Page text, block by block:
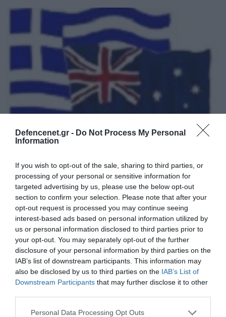
Defencenet.gr - Do Not Process My Personal
Information
If you wish to opt-out of the sale, sharing to third parties, or
processing of your personal or sensitive information for
targeted advertising by us, please use the below opt-out
section to confirm your selection. Please note that after your
opt-out request is processed you may continue seeing
interest-based ads based on personal information utilized by
us or personal information disclosed to third parties prior to
your opt-out. You may separately opt-out of the further
disclosure of your personal information by third parties on the
IAB’s list of downstream participants. This information may
also be disclosed by us to third parties on the IAB’s List of
Downstream Participants that may further disclose it to other
Please note that this website/app uses one or more Google
Personal Data Processing Opt Outs
Αυστραλία: Φιλανθρωπική δράση
ομογενών για τους δοκιμαζόμενους
Έλληνες
Από τότε που ξέσπασε η κρίση στην Ελλάδα πολλές
από τις εκδηλώσεις των ομογενειακών οργανώσεων
της Αυστραλίας έχουν φιλανθρωπικό χαρακτήρα.
Στόχος τους η συγκέντρωση χρημάτων για την
ενίσχυση διαφόρων φορέων που προσφέρουν
φιλανθρωπικές υπηρεσίες σε δοκιμαζόμενους
Έλληνες. Την περασμένη εβδομάδα η ΑΧΕΠΑ
οργάνωσε εκδήλωση, σε παραλιακή τοποθεσία της
Μελβούρνης, όπου συγκέντρωσε 32.000 για την
ενίσχυση […]